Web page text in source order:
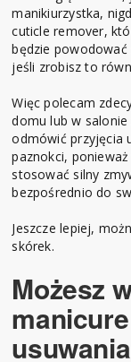
manikiurzystka,
cuticle remover,
będzie
jeśli zrobisz to
Więc polecam
domu lub w
odmówić przyjęcia
paznokci,
stosować silny
bezpośrednio do
Jeszcze lepiej,
skórek.
Możesz